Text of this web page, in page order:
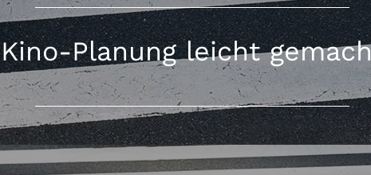
Kino-Planung leicht